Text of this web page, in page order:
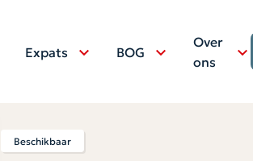
Expats BOG
Over
ons
Beschikbaar